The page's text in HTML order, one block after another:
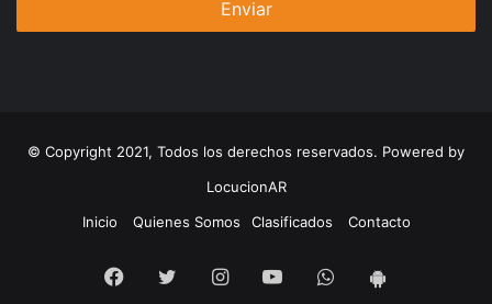
© Copyright 2021, Todos los derechos reservados. Powered by
LocucionAR
Inicio
Quienes Somos Clasificados Contacto
Facebook
TwitterInstagramYoutubeWhatsapp